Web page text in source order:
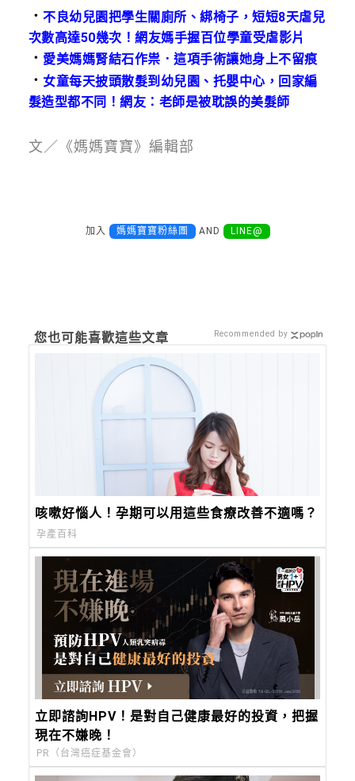
．不良幼兒園把學生關廁所、綁椅子，短短8天虐兒
次數高達50幾次！網友媽手握百位學童受虐影片
． 愛美媽媽腎結石作祟．這項手術讓她身上不留痕
． 女童每天披頭散髮到幼兒園、托嬰中心，回家編
髮造型都不同！網友：老師是被耽誤的美髮師
文／《媽媽寶寶》編輯部
加入 媽媽寶寶粉絲團 AND LINE@
您也可能喜歡這些文章
咳嗽好惱人！孕期可以用這些食療改善不適嗎？
孕產百科
立即諮詢HPV！是對自己健康最好的投資，把握
現在不嫌晚！
PR（台灣癌症基金會）
Recommended by